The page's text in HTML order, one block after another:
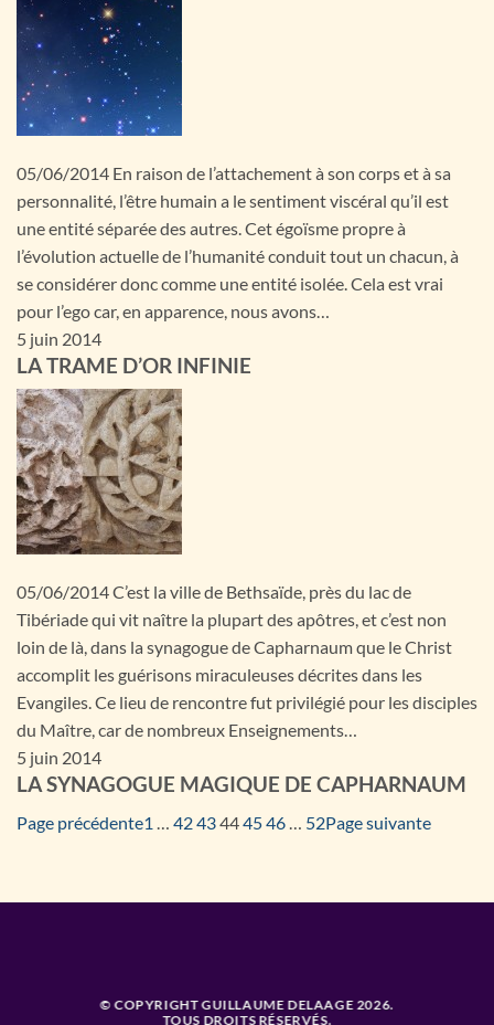
05/06/2014 En raison de l’attachement à son corps et à sa
personnalité, l’être humain a le sentiment viscéral qu’il est
une entité séparée des autres. Cet égoïsme propre à
l’évolution actuelle de l’humanité conduit tout un chacun, à
se considérer donc comme une entité isolée. Cela est vrai
pour l’ego car, en apparence, nous avons…
5 juin 2014
LA TRAME D’OR INFINIE
05/06/2014 C’est la ville de Bethsaïde, près du lac de
Tibériade qui vit naître la plupart des apôtres, et c’est non
loin de là, dans la synagogue de Capharnaum que le Christ
accomplit les guérisons miraculeuses décrites dans les
Evangiles. Ce lieu de rencontre fut privilégié pour les disciples
du Maître, car de nombreux Enseignements…
5 juin 2014
LA SYNAGOGUE MAGIQUE DE CAPHARNAUM
Page précédente1 4243444546 52Page suivante
© COPYRIGHT GUILLAUME DELAAGE 2026.
TOUS DROITS RÉSERVÉS.